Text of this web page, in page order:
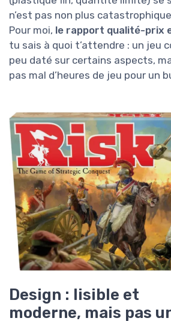
n’est pas non plus
Pour moi, le rapport qualité-prix
tu sais à quoi t’attendre : un jeu
peu daté sur certains aspects,
pas mal d’heures de jeu pour un
Design : lisible et
moderne, mais pas